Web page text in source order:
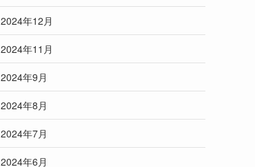
2024年12月
2024年11月
2024年9月
2024年8月
2024年7月
2024年6月